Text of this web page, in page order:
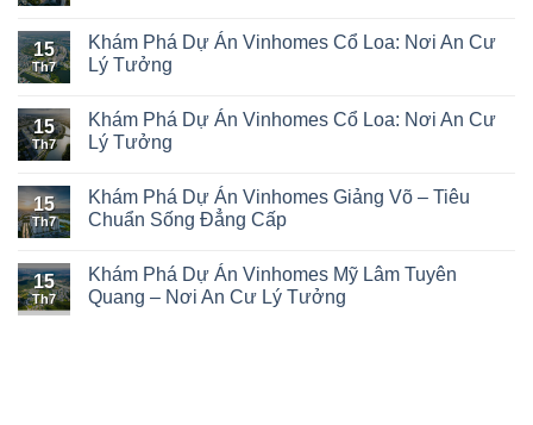
15
Th7
Khám Phá Dự Án Vinhomes Cổ Loa: Nơi An Cư
Lý Tưởng
15
Th7
Khám Phá Dự Án Vinhomes Cổ Loa: Nơi An Cư
Lý Tưởng
15
Th7
Khám Phá Dự Án Vinhomes Giảng Võ – Tiêu
Chuẩn Sống Đẳng Cấp
15
Th7
Khám Phá Dự Án Vinhomes Mỹ Lâm Tuyên
Quang – Nơi An Cư Lý Tưởng